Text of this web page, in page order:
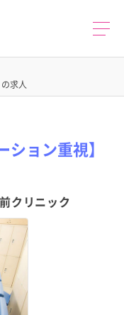
の求人
ション重視】
クリニック